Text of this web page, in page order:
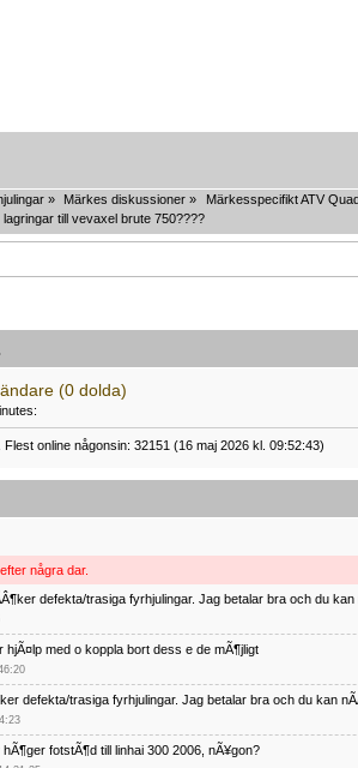
» Märkes diskussioner » Märkesspecifikt ATV
till vevaxel brute 750????
(0 dolda)
. Flest online någonsin: 32151 (16 maj 2026 kl. 09:52:43)
några dar.
defekta/trasiga fyrhjulingar. Jag betalar bra och du kan
hjÃ¤lp med o koppla bort dess e de mÃ¶jligt
defekta/trasiga fyrhjulingar. Jag betalar bra och du kan
fotstÃ¶d till linhai 300 2006, nÃ¥gon?